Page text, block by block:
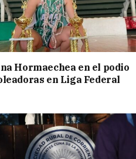
Hormaechea en el podio
en Liga Federal